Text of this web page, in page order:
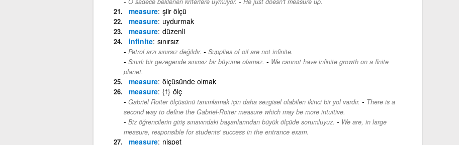
measure şiir ölçü
measure uydurmak
measure düzenli
infinite sınırsız
Petrol arzı sınırsız değildir. - Supplies of oil are not infinite.
Sınırlı bir gezegende sınırsız bir büyüme olamaz. - We cannot have infinite growth on a finite
planet.
measure ölçüsünde olmak
measure {f} ölç
Gabriel Roiter ölçüsünü tanımlamak için daha sezgisel olabilen ikinci bir yol vardır. - There is a
second way to define the Gabriel-Roiter measure which may be more intuitive.
Biz öğrencilerin giriş sınavındaki başarılarından büyük ölçüde sorumluyuz. - We are, in large
measure, responsible for students' success in the entrance exam.
measure nispet